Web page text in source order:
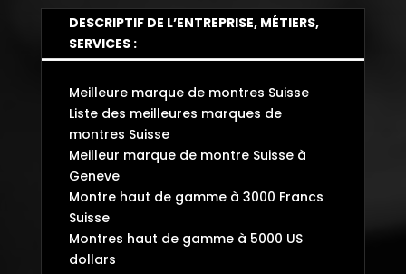
DESCRIPTIF DE L’ENTREPRISE, MÉTIERS,
SERVICES :
Meilleure marque de montres Suisse
Liste des meilleures marques de
montres Suisse
Meilleur marque de montre Suisse à
Geneve
Montre haut de gamme à 3000 Francs
Suisse
Montres haut de gamme à 5000 US
dollars